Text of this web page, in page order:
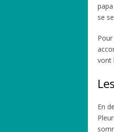
se
Pour
vont
En